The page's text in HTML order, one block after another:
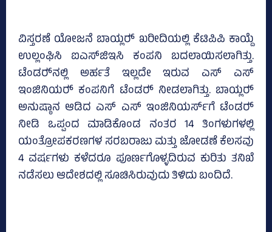
ವಿಸ್ತರಣೆ ಯೋಜನೆ ಬಾಯ್ಲರ್‍‌ ಖರೀದಿಯಲ್ಲಿ ಕೆಟಿಪಿಪಿ ಕಾಯ್ದೆ
ಉಲ್ಲಂಘಿಸಿ ಐಎಸ್‌ಜಿಇಸಿ ಕಂಪನಿ ಬದಲಾಯಿಸಲಾಗಿತ್ತು.
ಟೆಂಡರ್‍‌ನಲ್ಲಿ ಅರ್ಹತೆ ಇಲ್ಲದೇ ಇರುವ ಎಸ್‌ ಎಸ್‌
ಇಂಜಿನಿಯರ್‍‌ ಕಂಪನಿಗೆ ಟೆಂಡರ್‍‌ ನೀಡಲಾಗಿತ್ತು. ಬಾಯ್ಲರ್‍‌
ಅನುಷ್ಠಾನ ಆಡಿದ ಎಸ್‌ ಎಸ್‌ ಇಂಜಿನಿಯರ್ಸ್‌ಗೆ ಟೆಂಡರ್‍‌
ನೀಡಿ ಒಪ್ಪಂದ ಮಾಡಿಕೊಂಡ ನಂತರ 14 ತಿಂಗಳುಗಳಲ್ಲಿ
ಯಂತ್ರೋಪಕರಣಗಳ ಸರಬರಾಜು ಮತ್ತು ಜೋಡಣೆ ಕೆಲಸವು
4 ವರ್ಷಗಳು ಕಳೆದರೂ ಪೂರ್ಣಗೊಳ್ಳದಿರುವ ಕುರಿತು ತನಿಖೆ
ನಡೆಸಲು ಆದೇಶದಲ್ಲಿ ಸೂಚಿಸಿರುವುದು ತಿಳಿದು ಬಂದಿದೆ.